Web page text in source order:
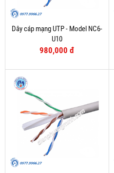
Dây cáp mạng UTP - Model NC6-
U10
980,000 đ